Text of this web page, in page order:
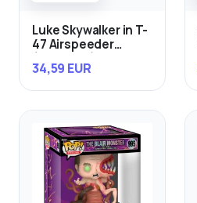
Luke Skywalker in T-
47 Airspeeder
34,59 EUR